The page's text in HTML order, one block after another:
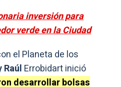
inversión para
verde en la Ciudad
el Planeta de los
Raúl Errobidart inició
desarrollar bolsas